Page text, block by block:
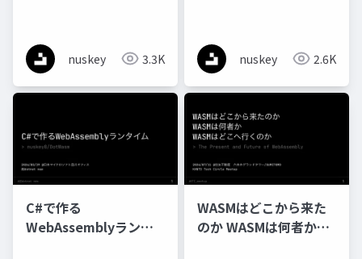
nuskey 3.3K nuskey 2.6K
C#で作る
WebAssemblyランタ
WASMはどこから来た
のか WASMは何者か